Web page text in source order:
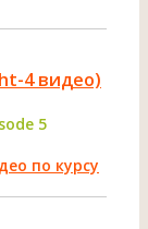
4 видео)
5
по курсу